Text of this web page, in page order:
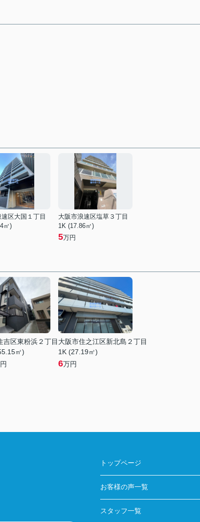
区大国１丁目
㎡)
大阪市浪速区塩草３丁目
1K (17.86㎡)
5万円
吉区東粉浜２丁目
㎡)
大阪市住之江区新北島２丁目
1K (27.19㎡)
6万円
トップページ
お客様の声一覧
スタッフ一覧